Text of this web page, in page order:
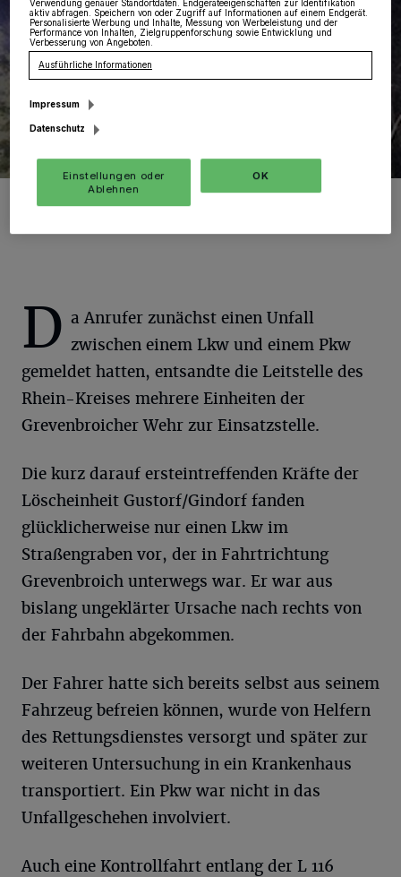
D a Anrufer zunächst einen Unfall
zwischen einem Lkw und einem Pkw
gemeldet hatten, entsandte die Leitstelle des
Rhein-Kreises mehrere Einheiten der
Grevenbroicher Wehr zur Einsatzstelle.
Die kurz darauf ersteintreffenden Kräfte der
Löscheinheit Gustorf/Gindorf fanden
glücklicherweise nur einen Lkw im
Straßengraben vor, der in Fahrtrichtung
Grevenbroich unterwegs war. Er war aus
bislang ungeklärter Ursache nach rechts von
der Fahrbahn abgekommen.
Der Fahrer hatte sich bereits selbst aus seinem
Fahrzeug befreien können, wurde von Helfern
des Rettungsdienstes versorgt und später zur
weiteren Untersuchung in ein Krankenhaus
transportiert. Ein Pkw war nicht in das
Unfallgeschehen involviert.
Auch eine Kontrollfahrt entlang der L 116
Verwendung genauer Standortdaten. Endgeräteeigenschaften zur Identifikation
aktiv abfragen. Speichern von oder Zugriff auf Informationen auf einem Endgerät.
Personalisierte Werbung und Inhalte, Messung von Werbeleistung und der
Performance von Inhalten, Zielgruppenforschung sowie Entwicklung und
Verbesserung von Angeboten.
Ausführliche Informationen
Impressum
Datenschutz
Einstellungen oder
Ablehnen
OK